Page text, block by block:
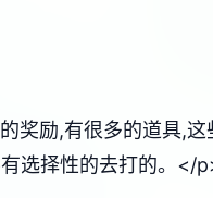
奖励,有很多的道具,
选择性的去打的。</